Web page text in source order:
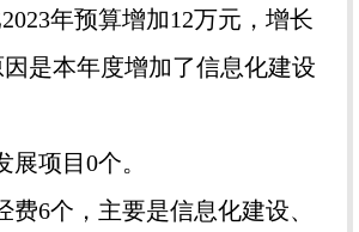
年预算增加12万元，增长
是本年度增加了信息化建设
项目0个。
6个，主要是信息化建设、